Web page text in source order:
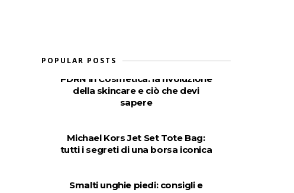
POPULAR POSTS
PDRN in Cosmetica: la rivoluzione
della skincare e ciò che devi
sapere
Michael Kors Jet Set Tote Bag:
tutti i segreti di una borsa iconica
Smalti unghie piedi: consigli e